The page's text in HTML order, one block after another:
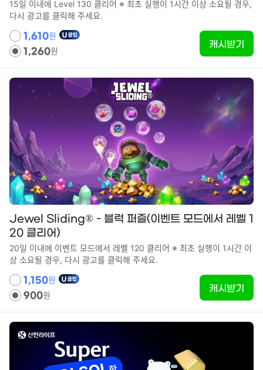
15일 이내에 Level 130 클리어 ※ 최초 실행이 1시간 이상 소요될 경우,
다시 광고를 클릭해 주세요.
1,610원
1,260원
캐시받기
Jewel Sliding® - 블럭 퍼즐(이벤트 모드에서 레벨 1
20 클리어)
20일 이내에 이벤트 모드에서 레벨 120 클리어 ※ 최초 실행이 1시간 이
상 소요될 경우, 다시 광고를 클릭해 주세요.
1,150원
900원
캐시받기